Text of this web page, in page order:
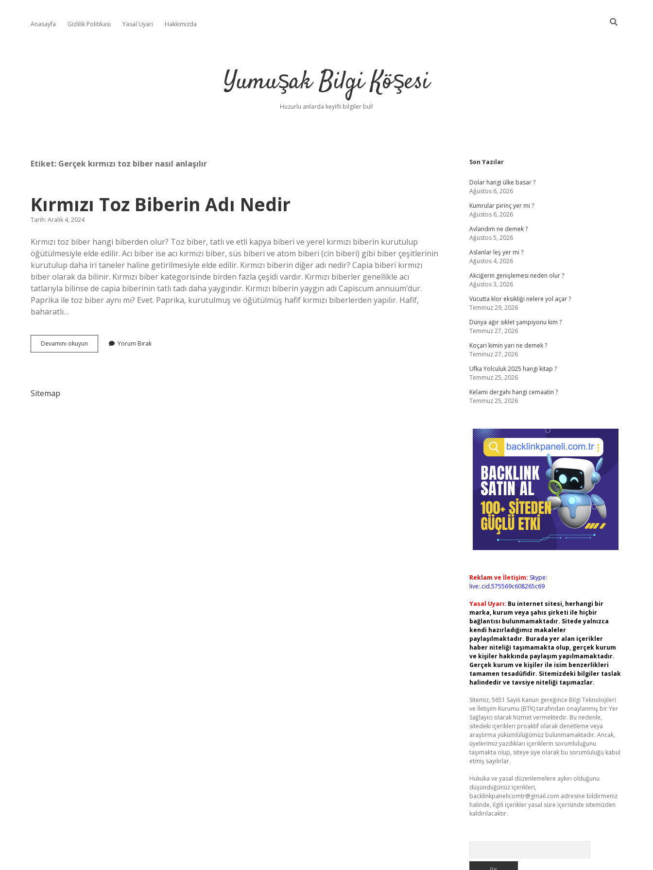
Anasayfa Gizlilik Politikası Yasal Uyarı Hakkımızda
Yumuşak Bilgi Köşesi
Huzurlu anlarda keyifli bilgiler bul!
Etiket: Gerçek kırmızı toz biber nasıl anlaşılır
Kırmızı Toz Biberin Adı Nedir
Tarih: Aralık 4, 2024
Kırmızı toz biber hangi biberden olur? Toz biber, tatlı ve etli kapya biberi ve yerel kırmızı biberin kurutulup
öğütülmesiyle elde edilir. Acı biber ise acı kırmızı biber, süs biberi ve atom biberi (cin biberi) gibi biber çeşitlerinin
kurutulup daha iri taneler haline getirilmesiyle elde edilir. Kırmızı biberin diğer adı nedir? Capia biberi kırmızı
biber olarak da bilinir. Kırmızı biber kategorisinde birden fazla çeşidi vardır. Kırmızı biberler genellikle acı
tatlarıyla bilinse de capia biberinin tatlı tadı daha yaygındır. Kırmızı biberin yaygın adı Capiscum annuum’dur.
Paprika ile toz biber aynı mı? Evet. Paprika, kurutulmuş ve öğütülmüş hafif kırmızı biberlerden yapılır. Hafif,
baharatlı…
Devamını okuyun
Toz
Yorum Bırak
Sitemap
Sidebar
Son Yazılar
Dolar hangi ülke basar ?
Ağustos 6, 2026
Kumrular pirinç yer mi ?
Ağustos 6, 2026
Avlandım ne demek ?
Ağustos 5, 2026
Aslanlar leş yer mi ?
Ağustos 4, 2026
Akciğerin genişlemesi neden olur ?
Ağustos 3, 2026
Vücutta klor eksikliği nelere yol açar ?
Temmuz 29, 2026
Dünya ağır sıklet şampiyonu kim ?
Temmuz 27, 2026
Koçari kimin yarı ne demek ?
Temmuz 27, 2026
Ufka Yolculuk 2025 hangi kitap ?
Temmuz 25, 2026
Kelami dergahı hangi cemaatin ?
Temmuz 25, 2026
Reklam ve İletişim: Skype:
live:.cid.575569c608265c69
Yasal Uyarı: Bu internet sitesi, herhangi bir
marka, kurum veya şahıs şirketi ile hiçbir
bağlantısı bulunmamaktadır. Sitede yalnızca
kendi hazırladığımız makaleler
paylaşılmaktadır. Burada yer alan içerikler
haber niteliği taşımamakta olup, gerçek kurum
ve kişiler hakkında paylaşım yapılmamaktadır.
Gerçek kurum ve kişiler ile isim benzerlikleri
tamamen tesadüfidir. Sitemizdeki bilgiler taslak
halindedir ve tavsiye niteliği taşımazlar.
Sitemiz, 5651 Sayılı Kanun gereğince Bilgi Teknolojileri
ve İletişim Kurumu (BTK) tarafından onaylanmış bir Yer
Sağlayıcı olarak hizmet vermektedir. Bu nedenle,
sitedeki içerikleri proaktif olarak denetleme veya
araştırma yükümlülüğümüz bulunmamaktadır. Ancak,
üyelerimiz yazdıkları içeriklerin sorumluluğunu
taşımakta olup, siteye üye olarak bu sorumluluğu kabul
etmiş sayılırlar.
Hukuka ve yasal düzenlemelere aykırı olduğunu
düşündüğünüz içerikleri,
backlinkpanelicomtr@gmail.com adresine bildirmeniz
halinde, ilgili içerikler yasal süre içerisinde sitemizden
kaldırılacaktır.